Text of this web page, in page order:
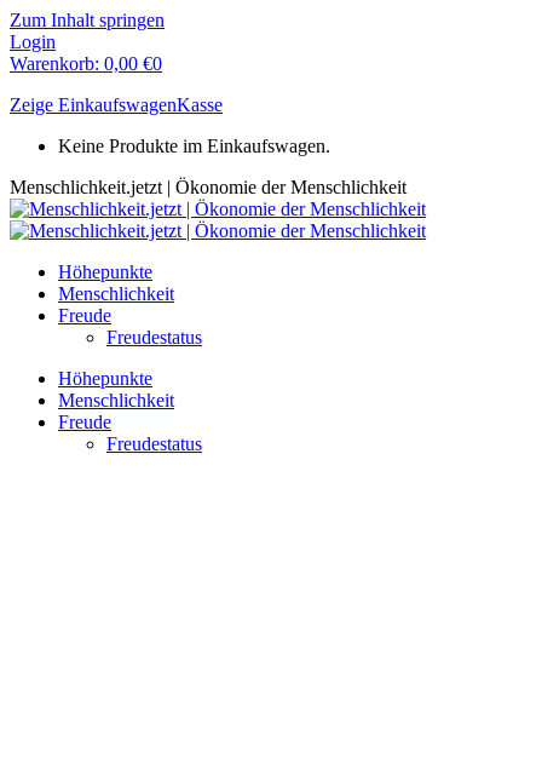
Zum Inhalt springen
Login
Warenkorb: 0,00 €0
Zeige EinkaufswagenKasse
Keine Produkte im Einkaufswagen.
Menschlichkeit.jetzt | Ökonomie der Menschlichkeit
Höhepunkte
Menschlichkeit
Freude
Freudestatus
Höhepunkte
Menschlichkeit
Freude
Freudestatus